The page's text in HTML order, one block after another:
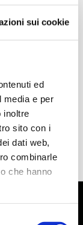
sui cookie
ed
media e per
inoltre
sito con i
dati web,
combinarle
che hanno